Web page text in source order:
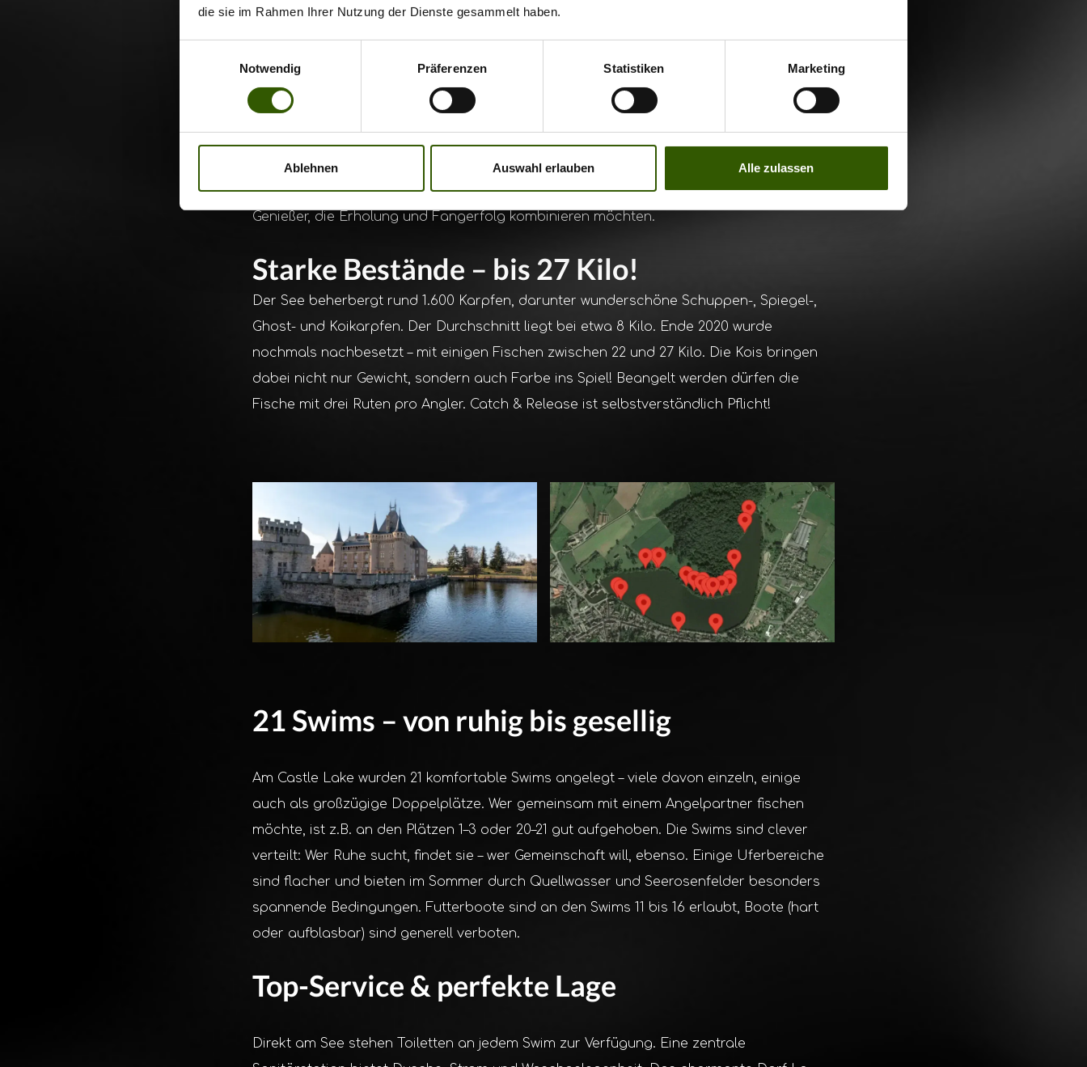
die sie im Rahmen Ihrer Nutzung der Dienste gesammelt haben.
Notwendig
Präferenzen Statistiken Marketing
Ablehnen Auswahl erlauben Alle zulassen
Der rund 30 Hektar große Castle Lake liegt unweit von Mâcon, eingebettet in die
anderer schlängelt sich durch das idyllische Örtchen La Clayette – mit einem
beeindruckenden Schloss direkt am Seeufer. Das sorgt für eine Kulisse, die
ihresgleichen sucht und eine Atmosphäre, die man beim Karpfenangeln nur selten zu
die Angling Escapes im Programm hat. Hier treffen erstklassige Fischbestände auf
komfortable Infrastruktur – ideal für ambitionierte Karpfenangler, aber auch für
Genießer, die Erholung und Fangerfolg kombinieren möchten.
Starke Bestände – bis 27 Kilo!
Der See beherbergt rund 1.600 Karpfen, darunter wunderschöne Schuppen-, Spiegel-,
Ghost- und Koikarpfen. Der Durchschnitt liegt bei etwa 8 Kilo. Ende 2020 wurde
nochmals nachbesetzt – mit einigen Fischen zwischen 22 und 27 Kilo. Die Kois bringen
dabei nicht nur Gewicht, sondern auch Farbe ins Spiel! Beangelt werden dürfen die
Fische mit drei Ruten pro Angler. Catch & Release ist selbstverständlich Pflicht!
21 Swims – von ruhig bis gesellig
Am Castle Lake wurden 21 komfortable Swims angelegt – viele davon einzeln, einige
auch als großzügige Doppelplätze. Wer gemeinsam mit einem Angelpartner fischen
möchte, ist z.B. an den Plätzen 1–3 oder 20–21 gut aufgehoben. Die Swims sind clever
verteilt: Wer Ruhe sucht, findet sie – wer Gemeinschaft will, ebenso. Einige Uferbereiche
sind flacher und bieten im Sommer durch Quellwasser und Seerosenfelder besonders
spannende Bedingungen. Futterboote sind an den Swims 11 bis 16 erlaubt, Boote (hart
oder aufblasbar) sind generell verboten.
Top-Service & perfekte Lage
Direkt am See stehen Toiletten an jedem Swim zur Verfügung. Eine zentrale